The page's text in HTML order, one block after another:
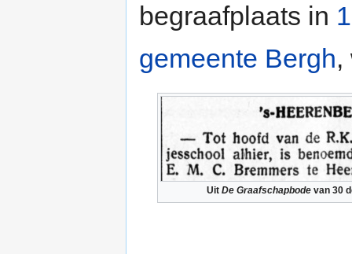
begraafplaats in
gemeente Bergh,
Uit De Graafschapbode van 30